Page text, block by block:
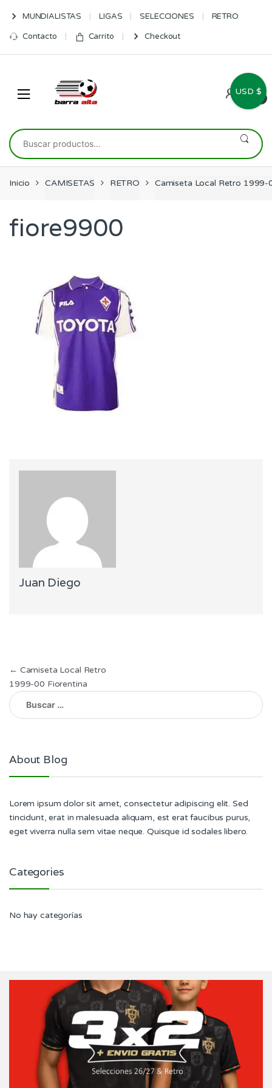
navigation
content
MUNDIALISTAS LIGAS SELECCIONES RETRO
Contacto Carrito Checkout
0
Buscar
por:
Inicio CAMISETAS RETRO Camiseta Local Retro 1999-
fiore9900
Juan Diego
Navegación
de
entradas
← Camiseta Local Retro
1999-00 Fiorentina
Buscar:
About Blog
Lorem ipsum dolor sit amet, consectetur adipiscing elit. Sed
tincidunt, erat in malesuada aliquam, est erat faucibus purus,
eget viverra nulla sem vitae neque. Quisque id sodales libero.
Categories
No hay categorías
USD $